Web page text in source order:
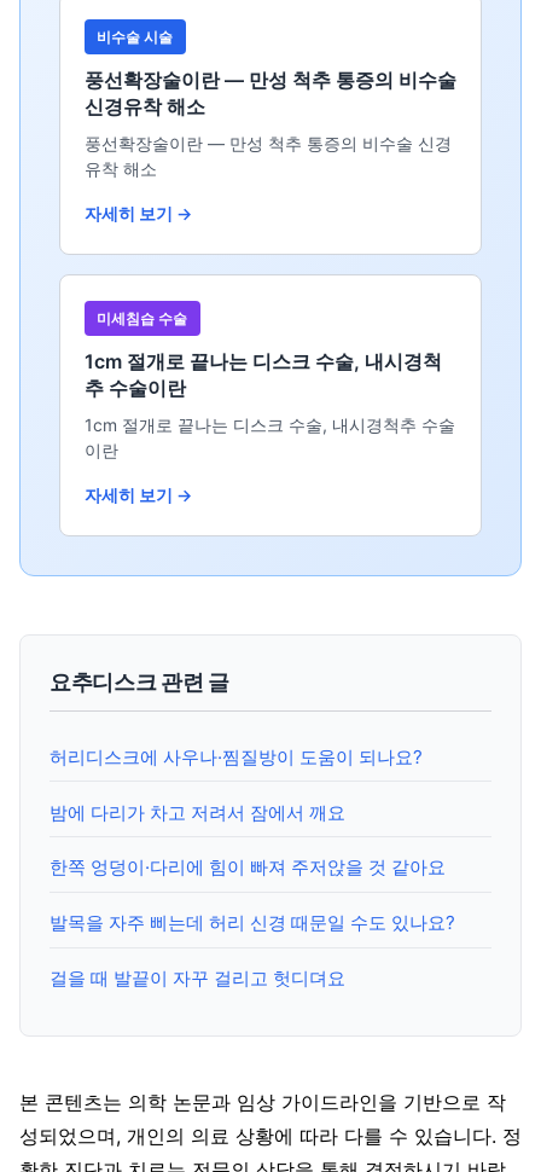
비수술 시술
풍선확장술이란 — 만성 척추 통증의 비수술
신경유착 해소
풍선확장술이란 — 만성 척추 통증의 비수술 신경
유착 해소
자세히 보기 →
미세침습 수술
1cm 절개로 끝나는 디스크 수술, 내시경척
추 수술이란
1cm 절개로 끝나는 디스크 수술, 내시경척추 수술
이란
자세히 보기 →
요추디스크 관련 글
허리디스크에 사우나·찜질방이 도움이 되나요?
밤에 다리가 차고 저려서 잠에서 깨요
한쪽 엉덩이·다리에 힘이 빠져 주저앉을 것 같아요
발목을 자주 삐는데 허리 신경 때문일 수도 있나요?
걸을 때 발끝이 자꾸 걸리고 헛디뎌요
본 콘텐츠는 의학 논문과 임상 가이드라인을 기반으로 작
성되었으며, 개인의 의료 상황에 따라 다를 수 있습니다. 정